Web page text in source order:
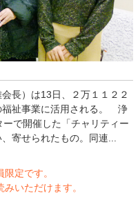
長）は13日、２万１１２２
福祉事業に活用される。 浄
で開催した「チャリティー
寄せられたもの。同連...
定です。
いただけます。